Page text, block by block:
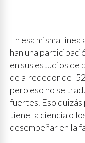
En esa misma
han una
en sus estudios de
de alrededor del
pero eso no se
fuertes. Eso
tiene la ciencia o
desempeñar en la